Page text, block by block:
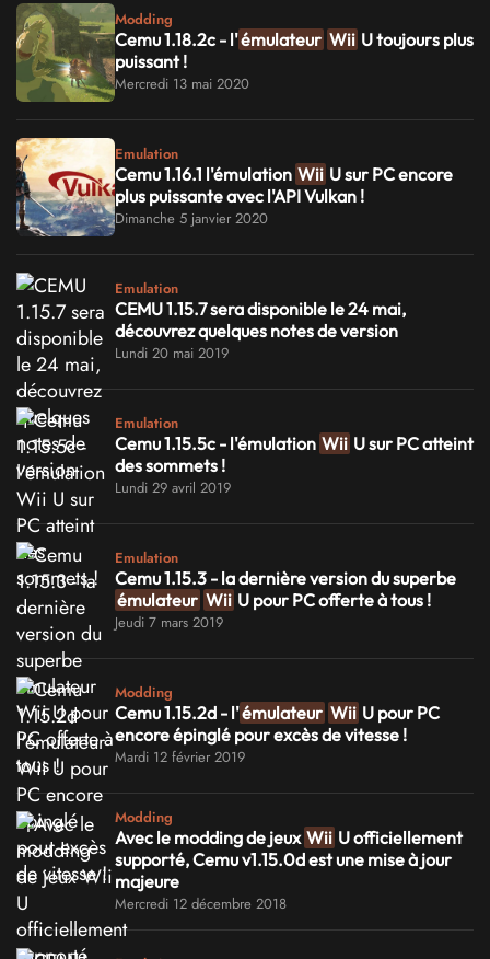
Modding
Cemu 1.18.2c - l'émulateur Wii U toujours plus
puissant !
Mercredi 13 mai 2020
Emulation
Cemu 1.16.1 l'émulation Wii U sur PC encore
plus puissante avec l'API Vulkan !
Dimanche 5 janvier 2020
Emulation
CEMU 1.15.7 sera disponible le 24 mai,
découvrez quelques notes de version
Lundi 20 mai 2019
Emulation
Cemu 1.15.5c - l'émulation Wii U sur PC atteint
des sommets !
Lundi 29 avril 2019
Emulation
Cemu 1.15.3 - la dernière version du superbe
émulateur Wii U pour PC offerte à tous !
Jeudi 7 mars 2019
Modding
Cemu 1.15.2d - l'émulateur Wii U pour PC
encore épinglé pour excès de vitesse !
Mardi 12 février 2019
Modding
Avec le modding de jeux Wii U officiellement
supporté, Cemu v1.15.0d est une mise à jour
majeure
Mercredi 12 décembre 2018